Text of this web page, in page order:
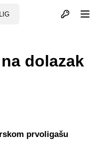
Otvori profil
dolazak
prvoligašu